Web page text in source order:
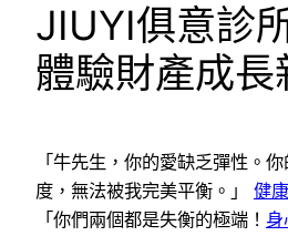
JIUYI俱意診
體驗財產成長
「牛先生，你的愛缺乏彈性。
度，無法被我完美平衡。」 健
「你們兩個都是失衡的極端！